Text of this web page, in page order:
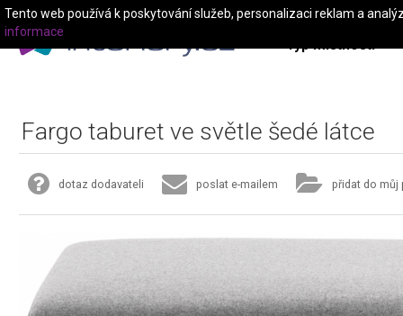
Typ místnosti
Fargo taburet ve světle šedé látce
dotaz dodavateli poslat e-mailem přidat do můj
Tento web používá k poskytování služeb, personalizaci reklam a
informace